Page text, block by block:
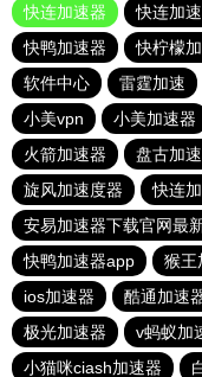
快连加速器
快连加
快鸭加速器
快柠檬
软件中心
雷霆加速
小美vpn
小美加速器
火箭加速器
盘古加
旋风加速度器
快连
安易加速器下载官网最
快鸭加速器app
猴王
ios加速器
酷通加速
极光加速器
v蚂蚁加
小猫咪ciash加速器